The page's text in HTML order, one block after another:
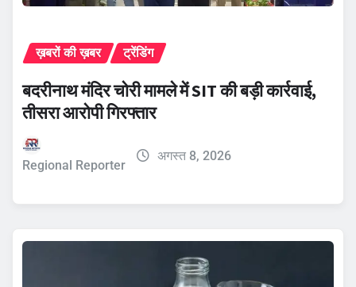
ख़बरों की ख़बर ट्रेंडिंग
बदरीनाथ मंदिर चोरी मामले में SIT की बड़ी कार्रवाई,
तीसरा आरोपी गिरफ्तार
Regional Reporter
अगस्त 8, 2026